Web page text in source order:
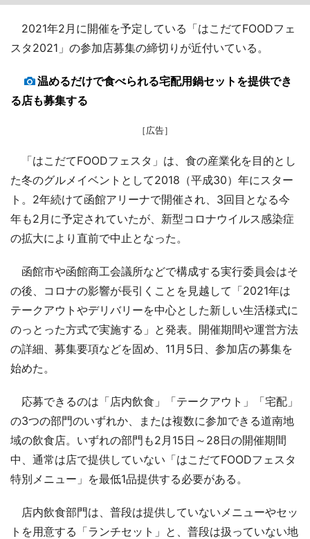
2021年2月に開催を予定している「はこだてFOODフェ
スタ2021」の参加店募集の締切りが近付いている。
温めるだけで食べられる宅配用鍋セットを提供でき
る店も募集する
［広告］
「はこだてFOODフェスタ」は、食の産業化を目的とし
た冬のグルメイベントとして2018（平成30）年にスター
ト。2年続けて函館アリーナで開催され、3回目となる今
年も2月に予定されていたが、新型コロナウイルス感染症
の拡大により直前で中止となった。
函館市や函館商工会議所などで構成する実行委員会はそ
の後、コロナの影響が長引くことを見越して「2021年は
テークアウトやデリバリーを中心とした新しい生活様式に
のっとった方式で実施する」と発表。開催期間や運営方法
の詳細、募集要項などを固め、11月5日、参加店の募集を
始めた。
応募できるのは「店内飲食」「テークアウト」「宅配」
の3つの部門のいずれか、または複数に参加できる道南地
域の飲食店。いずれの部門も2月15日～28日の開催期間
中、通常は店で提供していない「はこだてFOODフェスタ
特別メニュー」を最低1品提供する必要がある。
店内飲食部門は、普段は提供していないメニューやセッ
トを用意する「ランチセット」と、普段は扱っていない地